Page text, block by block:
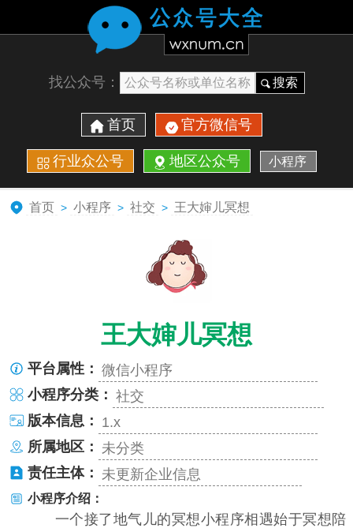
找公众号： 搜索
首页 官方微信号
行业众公号 地区公众号 小程序
首页 > 小程序 > 社交 > 王大婶儿冥想
王大婶儿冥想
平台属性： 微信小程序
小程序分类： 社交
版本信息： 1.x
所属地区： 未分类
责任主体： 未更新企业信息
小程序介绍：
一个接了地气儿的冥想小程序相遇始于冥想陪